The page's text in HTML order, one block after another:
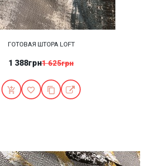
ГОТОВАЯ ШТОРА LOFT
1 388грн1 625грн